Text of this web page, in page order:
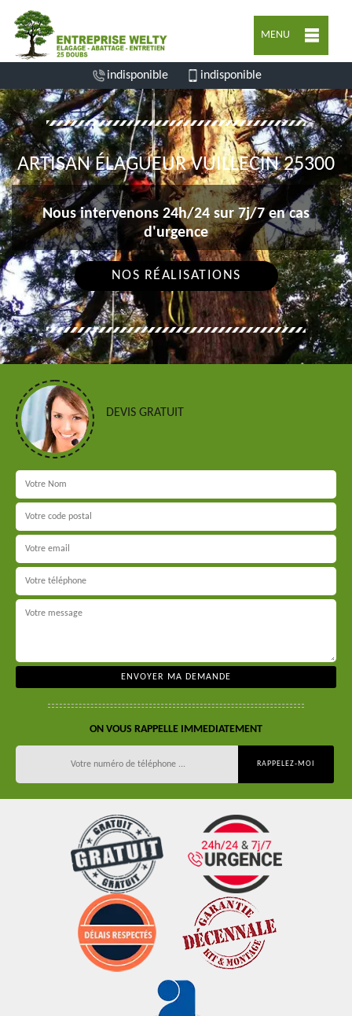
MENU
indisponible indisponible
ARTISAN ÉLAGUEUR VUILLECIN 25300
Nous intervenons 24h/24 sur 7j/7 en cas
d'urgence
NOS RÉALISATIONS
DEVIS GRATUIT
ON VOUS RAPPELLE IMMEDIATEMENT